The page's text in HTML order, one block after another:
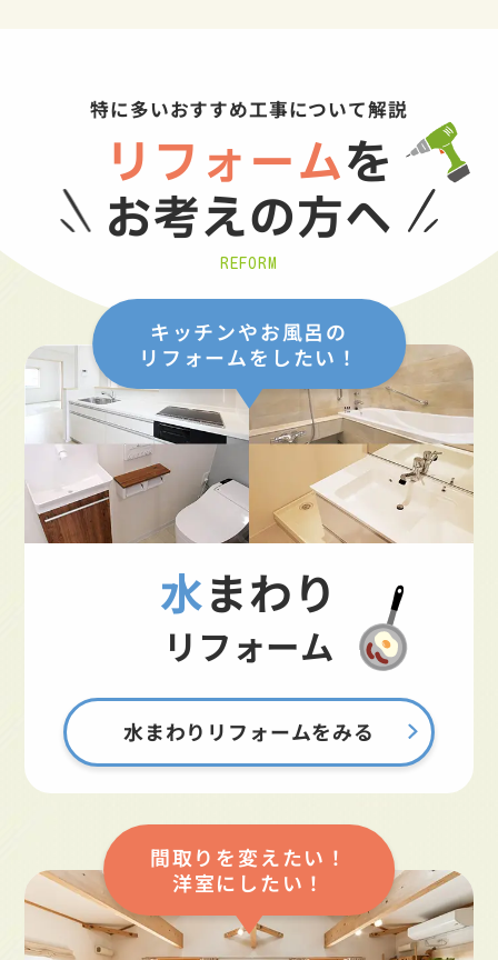
特に多いおすすめ工事について解説
リフォームを
お考えの方へ
REFORM
キッチンやお風呂の
リフォームをしたい！
水まわり
リフォーム
水まわりリフォームをみる
間取りを変えたい！
洋室にしたい！